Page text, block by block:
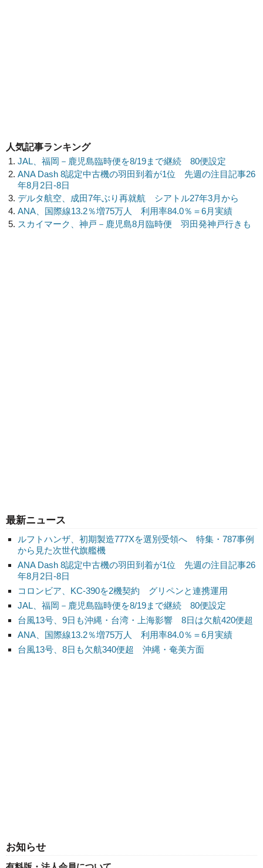
最新ニュース
ルフトハンザ、初期製造777Xを選別受領へ 特集・787事例
から見た次世代旗艦機
ANA Dash 8認定中古機の羽田到着が1位 先週の注目記事26
年8月2日-8日
コロンビア、KC-390を2機契約 グリペンと連携運用
JAL、福岡－鹿児島臨時便を8/19まで継続 80便設定
台風13号、9日も沖縄・台湾・上海影響 8日は欠航420便超
ANA、国際線13.2％増75万人 利用率84.0％＝6月実績
台風13号、8日も欠航340便超 沖縄・奄美方面
お知らせ
人気記事ランキング
JAL、福岡－鹿児島臨時便を8/19まで継続 80便設定
ANA Dash 8認定中古機の羽田到着が1位 先週の注目記事26
年8月2日-8日
デルタ航空、成田7年ぶり再就航 シアトル27年3月から
ANA、国際線13.2％増75万人 利用率84.0％＝6月実績
スカイマーク、神戸－鹿児島8月臨時便 羽田発神戸行きも